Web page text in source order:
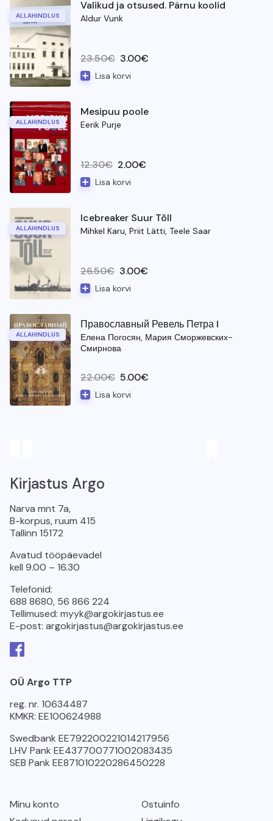
ALLAHINDLUS
Valikud ja otsused. Pärnu koolid
Aldur Vunk
23.50€
Algne hind oli: 23.50€.
3.00€
Current price is: 3.00€.
Lisa korvi
ALLAHINDLUS
Mesipuu poole
Eerik Purje
12.30€
Algne hind oli: 12.30€.
2.00€
Current price is: 2.00€.
Lisa korvi
ALLAHINDLUS
Icebreaker Suur Tõll
Mihkel Karu, Priit Lätti, Teele Saar
26.50€
Algne hind oli: 26.50€.
3.00€
Current price is: 3.00€.
Lisa korvi
ALLAHINDLUS
Православный Ревель Петра I
Елена Погосян, Мария Сморжевских-
Смирнова
22.00€
Algne hind oli: 22.00€.
5.00€
Current price is: 5.00€.
Lisa korvi
Kirjastus Argo
Narva mnt 7a,
B-korpus, ruum 415
Tallinn 15172
Avatud tööpäevadel
kell 9.00 – 16.30
Telefonid:
688 8680, 56 866 224
Tellimused: myyk@argokirjastus.ee
E-post: argokirjastus@argokirjastus.ee
OÜ Argo TTP
reg. nr. 10634487
KMKR: EE100624988
Swedbank EE792200221014217956
LHV Pank EE437700771002083435
SEB Pank EE871010220286450228
Minu konto
Ostuinfo